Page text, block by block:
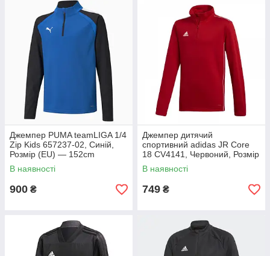
Джемпер PUMA teamLIGA 1/4
Zip Kids 657237-02, Синій,
Розмір (EU) — 152cm
В наявності
900 ₴
Джемпер дитячий
спортивний adidas JR Core
18 CV4141, Червоний, Розмір
(EU) — 164 cm
В наявності
749 ₴